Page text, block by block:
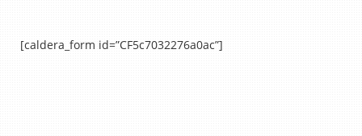
[caldera_form id=”CF5c7032276a0ac”]